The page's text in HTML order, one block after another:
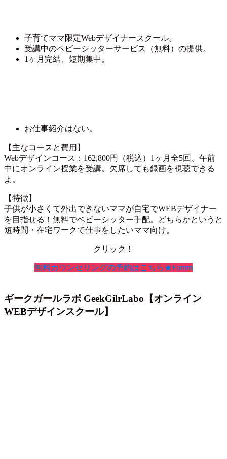
子育てママ限定Webデザイナースクール。
受講中のベビーシッターサービス（無料）の提供。
1ヶ月完結、短期集中。
お仕事紹介はない。
【主なコースと費用】
Webデザインコース：162,800円（税込）1ヶ月全5回、午前
中にオンライン授業を受講。欠席しても録画を視聴できる
よ。
【特徴】
子供が小さくて外出できないママが自宅でWEBデザイナー
を目指せる！無料でベビーシッター手配。どちらかというと
短時間・在宅ワークで仕事をしたいママ向け。
クリック！
無料カウンセリングの予約はこちら★Famm
ギークガールラボ GeekGilrLabo【オンライン
WEBデザインスクール】